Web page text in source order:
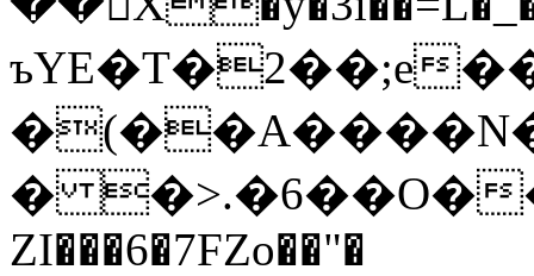
ъYE�T�2��;e
� �>.�6��O�
ZI���6�7FZo��"�